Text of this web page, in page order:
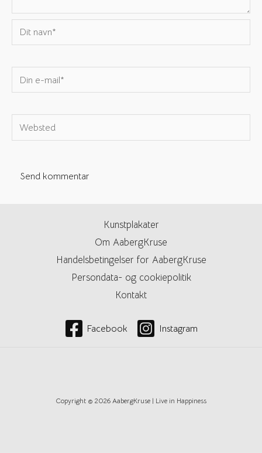
Dit
navn*
Din
e-
Websted
Kunstplakater
Om AabergKruse
Handelsbetingelser for AabergKruse
Persondata- og cookiepolitik
Kontakt
Facebook Instagram
Copyright © 2026 AabergKruse | Live in Happiness